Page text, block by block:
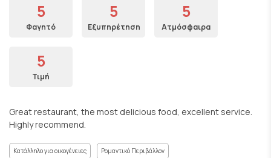
5
Φαγητό
5
Εξυπηρέτηση
5
Ατμόσφαιρα
5
Τιμή
Great restaurant, the most delicious food, excellent service.
Highly recommend.
Κατάλληλο για οικογένειες Ρομαντικό Περιβάλλον